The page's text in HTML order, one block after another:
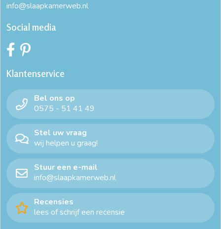
info@slaapkamerweb.nl
Social media
Klantenservice
Bel ons op
0575 - 51 41 49
Stel uw vraag
wij helpen u graag!
Stuur een e-mail
info@slaapkamerweb.nl
Recensies
lees of schrijf een recensie